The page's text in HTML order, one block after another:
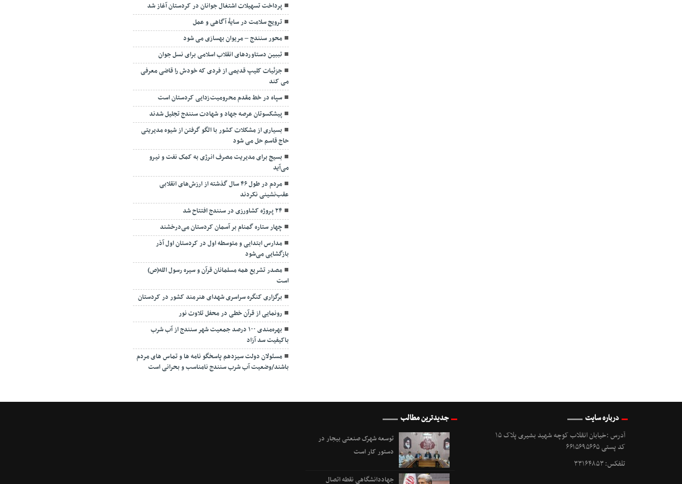
پرداخت تسهیلات اشتغال جوانان در کردستان آغاز شد
ترویج سلامت در سایهٔ آگاهی و عمل
محور سنندج – مریوان بهسازی می شود
تببین دستاوردهای انقلاب اسلامی برای نسل جوان
جزئیات کلیپ قدیمی از فردی که خودش را قاضی معرفی
می کند
سپاه در خط مقدم محرومیت‌زدایی کردستان است
پیشکسوتان عرصه جهاد و شهادت سنندج تجلیل شدند
بسیاری از مشکلات کشور با الگو گرفتن از شیوه مدیریتی
حاج قاسم حل می شود
بسیج برای مدیریت مصرف انرژی به کمک نفت و نیرو
می‌آید
مردم در طول ۴۶ سال گذشته از ارزش‌های انقلابی
عقب‌نشینی نکردند
۲۴ پروژه کشاورزی در سنندج افتتاح شد
چهار ستاره گمنام بر آسمان کردستان می‌درخشند
مدارس ابتدایی و متوسطه اول در کردستان اول آذر
بازگشایی می‌شود
مصدر تشریع همه مسلمانان قرآن و سیره رسول الله(ص)
است
برگزاری کنگره سراسری شهدای هنرمند کشور در کردستان
رونمایی از قرآن خطی در محفل تلاوت نور
بهره‌مندی ۱۰۰ درصد جمعیت شهر سنندج از آب شرب
باکیفیت سد آزاد
مسئولان دولت سیزدهم پاسخگو نامه ها و تماس های مردم
باشند/وضعیت آب شرب سنندج نامناسب و بحرانی است
درباره سایت
آدرس :خیابان انقلاب کوچه شهید بشیری پلاک ۱۵
کد پستی ۶۶۱۵۶۹۵۶۶۵
تلفکس: ۳۳۱۶۴۸۵۳
جدیدترین مطالب
توسعه شهرک صنعتی بیجار در
دستور کار است
جهاددانشگاهی نقطه اتصال